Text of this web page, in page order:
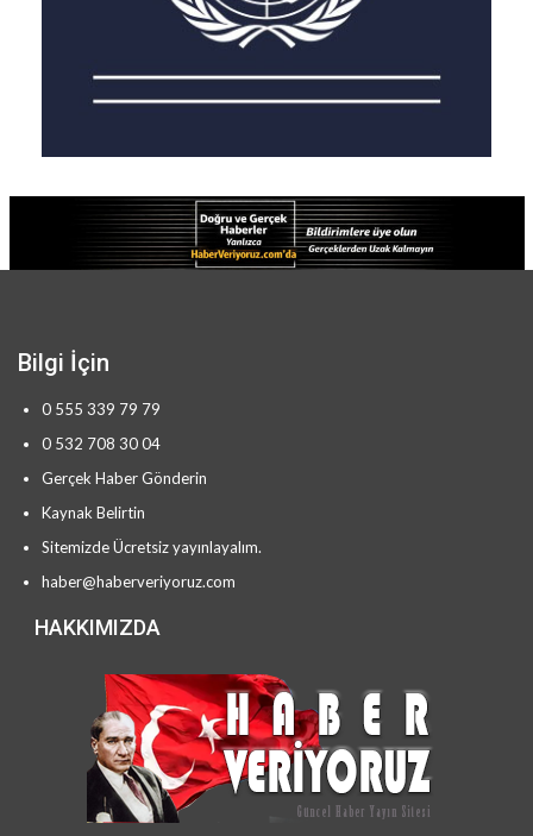
Bilgi İçin
0 555 339 79 79
0 532 708 30 04
Gerçek Haber Gönderin
Kaynak Belirtin
Sitemizde Ücretsiz yayınlayalım.
haber@haberveriyoruz.com
HAKKIMIZDA